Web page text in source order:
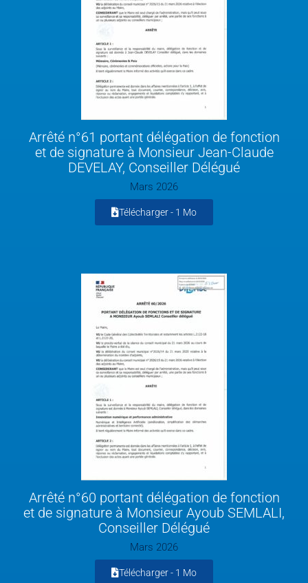
Arrêté n°61 portant délégation de fonction
et de signature à Monsieur Jean-Claude
DEVELAY, Conseiller Délégué
Mars 2026
Télécharger - 1 Mo
Arrêté n°60 portant délégation de fonction
et de signature à Monsieur Ayoub SEMLALI,
Conseiller Délégué
Mars 2026
Télécharger - 1 Mo